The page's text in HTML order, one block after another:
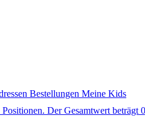
Bestellungen Meine Kids
Der Gesamtwert beträgt